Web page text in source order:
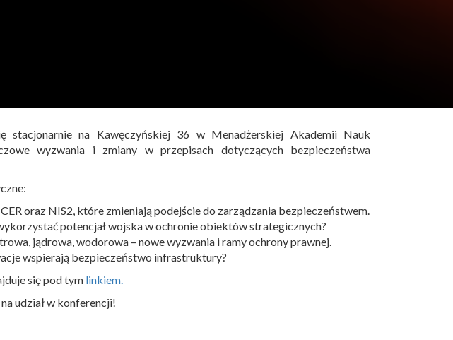
stacjonarnie na Kawęczyńskiej 36 w Menadżerskiej Akademii Nauk
wyzwania i zmiany w przepisach dotyczących bezpieczeństwa
oraz NIS2, które zmieniają podejście do zarządzania bezpieczeństwem.
potencjał wojska w ochronie obiektów strategicznych?
jądrowa, wodorowa – nowe wyzwania i ramy ochrony prawnej.
wspierają bezpieczeństwo infrastruktury?
się pod tym linkiem.
udział w konferencji!